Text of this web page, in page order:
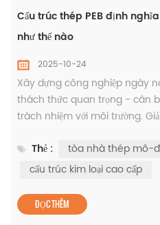
Cấu trúc thép PEB định
như thế nào
2025-10-24
Xây dựng công nghiệp ngày
thách thức quan trọng - cân
trách nhiệm với môi trường.
bền và khả năng lắp đặt
tạo thành xương sống của
phí v...
Thẻ :
tòa nhà thép mô-
cấu trúc kim loại cao cấp
ĐỌC THÊM